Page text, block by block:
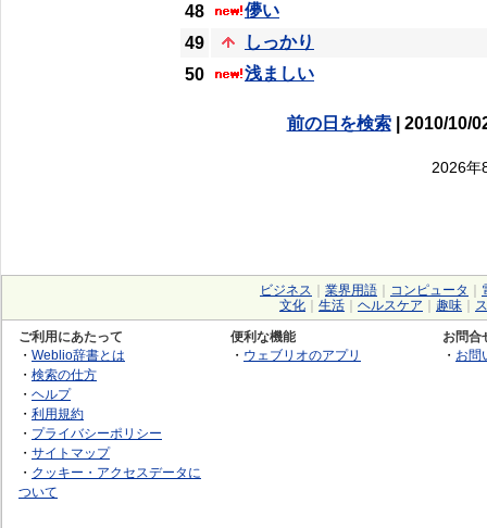
48
儚い
49
しっかり
50
浅ましい
前の日を検索| 2010/10/
2026年
ビジネス 業界用語 コンピュータ
文化
生活 ヘルスケア 趣味
ご利用にあたって
・ Weblio辞書とは
・ 検索の仕方
・ ヘルプ
・ 利用規約
・ プライバシーポリシー
・ サイトマップ
・ クッキー・アクセスデータに
ついて
便利な機能
・ ウェブリオのアプリ
お問合
・ お問